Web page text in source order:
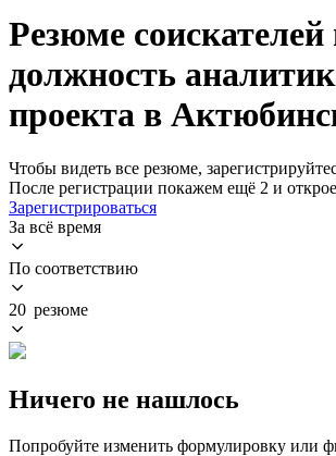
Резюме соискателей
должность
проекта в
Чтобы видеть все резюме,
После регистрации покажем ещё 2 и
Зарегистрироваться
За всё время
По соответствию
20 резюме
Ничего не нашлось
Попробуйте изменить формулировку или